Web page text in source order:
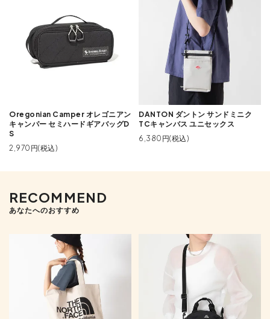
Oregonian Camper オレゴニアン
キャンパー セミハードギアバッグD
S
2,970円(税込)
DANTON ダントン サンドミニク
TCキャンバス ユニセックス
6,380円(税込)
RECOMMEND
あなたへのおすすめ